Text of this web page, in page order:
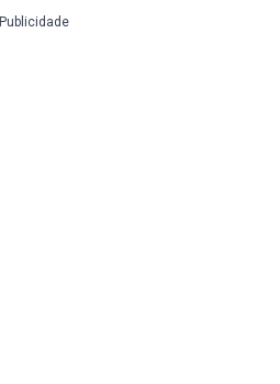
Publicidade